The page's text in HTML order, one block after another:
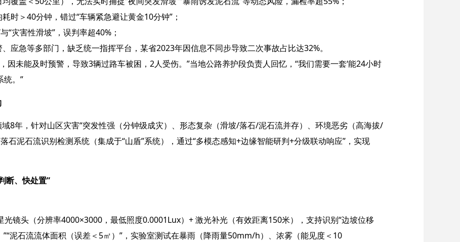
时＞40分钟，错过“车辆紧急避让黄金10分钟”；
“灾害性滑坡”，误判率超40%；
应急等多部门，缺乏统一指挥平台，某省2023年因信息不同步导致二次事故占比达32%。
因未能及时预警，导致3辆过路车被困，2人受伤。”当地公路养护段负责人回忆，“我们需要一套‘能24小时
统。”
8年，针对山区灾害“突发性强（分钟级成灾）、形态复杂（滑坡/落石/泥石流并存）、环境恶劣（高海拔/
石泥石流识别检测系统（集成于“山盾”系统），通过“多模态感知+边缘智能研判+分级联动响应”，实现
断、快处置”​
镜头（分辨率4000×3000，最低照度0.0001Lux）+ 激光补光（有效距离150米），支持识别“边坡位移
”“泥石流流体面积（误差＜5㎡）”，实验室测试在暴雨（降雨量50mm/h）、浓雾（能见度＜10